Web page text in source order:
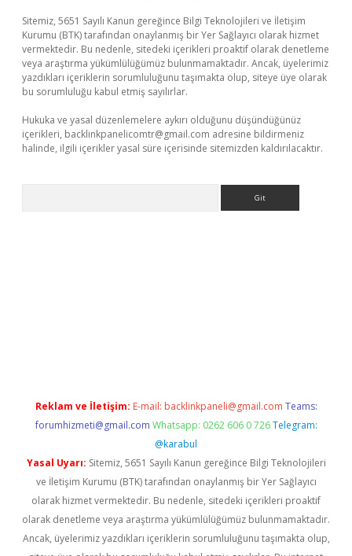
Sitemiz, 5651 Sayılı Kanun gereğince Bilgi Teknolojileri ve İletişim
Kurumu (BTK) tarafından onaylanmış bir Yer Sağlayıcı olarak hizmet
vermektedir. Bu nedenle, sitedeki içerikleri proaktif olarak denetleme
veya araştırma yükümlülüğümüz bulunmamaktadır. Ancak, üyelerimiz
yazdıkları içeriklerin sorumluluğunu taşımakta olup, siteye üye olarak
bu sorumluluğu kabul etmiş sayılırlar.
Hukuka ve yasal düzenlemelere aykırı olduğunu düşündüğünüz
içerikleri, backlinkpanelicomtr@gmail.com adresine bildirmeniz
halinde, ilgili içerikler yasal süre içerisinde sitemizden kaldırılacaktır.
Reklam ve İletişim: E-mail: backlinkpaneli@gmail.com Teams:
forumhizmeti@gmail.com Whatsapp: 0262 606 0 726 Telegram:
@karabul
Yasal Uyarı: Sitemiz, 5651 Sayılı Kanun gereğince Bilgi Teknolojileri
ve İletişim Kurumu (BTK) tarafından onaylanmış bir Yer Sağlayıcı
olarak hizmet vermektedir. Bu nedenle, sitedeki içerikleri proaktif
olarak denetleme veya araştırma yükümlülüğümüz bulunmamaktadır.
Ancak, üyelerimiz yazdıkları içeriklerin sorumluluğunu taşımakta olup,